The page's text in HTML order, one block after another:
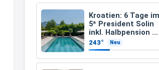
Kroatien: 6 Tage im
5* President Solin
inkl. Halbpension &
Flug ab 458 € pro
Person
243° Neu
Warenkorb oder an der
VOR dem Kauf einlösen
17:06
↩